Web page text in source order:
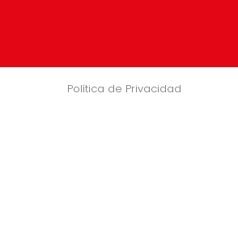
Política de Privacidad